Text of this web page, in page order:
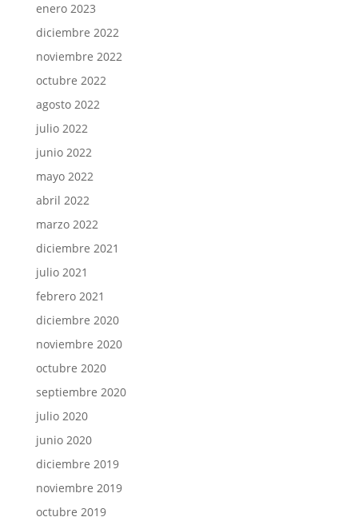
enero 2023
diciembre 2022
noviembre 2022
octubre 2022
agosto 2022
julio 2022
junio 2022
mayo 2022
abril 2022
marzo 2022
diciembre 2021
julio 2021
febrero 2021
diciembre 2020
noviembre 2020
octubre 2020
septiembre 2020
julio 2020
junio 2020
diciembre 2019
noviembre 2019
octubre 2019